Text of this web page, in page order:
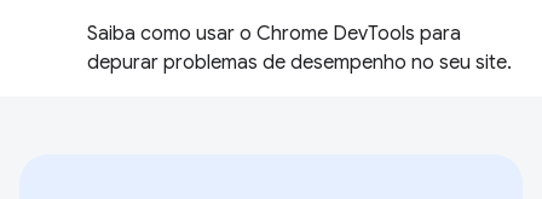
Saiba como usar o Chrome DevTools para
depurar problemas de desempenho no seu site.